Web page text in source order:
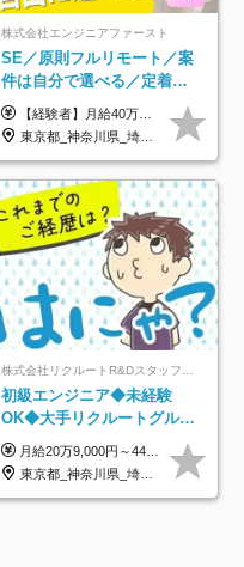
株式会社エンジニアファースト
SE／原則フルリモート／案
件は自分で選べる／定着率
93%／20～30代活躍中！
【経験者】月給40万円～120万円(固定残業代含む)+各種手当 ★前職給与の総収入額を100％保証｜還元率84％〜100％ ★20代の平均年収570万円 ※月給には、みなし残業手当(月30時間／5万8000円以上)を含みます 超過分は別途追加支給 ※固定残業代は、時間外労働の有無に関わらず30時間分を、月5万8000円~15万7000円支給 ※上記を超える時間外労働分は追加で支給 【未経験者】月給21万円以上＋各種手当 固定残業なし(残業代発生分全額支給) ※6ヶ月の試用期間あり（※条件に変動なし） ▼単価連動性×還元率は84％～100％で収入の大幅UPが可能！ ・案件単価が月50万円の場合：年収417万円 ・案件単価が月70万円の場合：年収584万円 ・案件単価が月100万円の場合：年収834万円 ＜モデル年収＞ ▼400万円～500万円(入社初年度) ▼542万円～626万円(入社2年) ▼667万円～700万円(入社3年） ▼709万円～801万円(入社5年）
東京都_神奈川県_埼玉県_千葉県_大阪府_愛知県_北海道_青森県_岩手県_宮城県_秋田県_山形県_福島県_茨城県_栃木県_群馬県_新潟県_山梨県_長野県_富山県_石川県_福井県_静岡県_岐阜県_三重県_兵庫県_京都府_滋賀県_奈良県_和歌山県_広島県_岡山県_鳥取県_島根県_山口県_徳島県_香川県_愛媛県_高知県_福岡県_熊本県_佐賀県_長崎県_大分県_宮崎県_鹿児島県_沖縄県
初級エンジニア◆未経験
OK◆大手リクルートグルー
プ正社員◆独自の教育体制
◆住宅手当制度あり/s
月給20万9,000円～44万円 ※試用期間6カ月あり（期間中の待遇に変更なし） ※経験・能力・前給を考慮の上、決定いたします ※時間外手当100％支給 ※派遣就業先が変更となる場合には、就業規則、労使協定等に基づき賃金が変更となる可能性があります
東京都_神奈川県_埼玉県_千葉県_大阪府_愛知県_青森県_岩手県_宮城県_秋田県_山形県_福島県_茨城県_栃木県_群馬県_山梨県_長野県_福井県_静岡県_岐阜県_三重県_兵庫県_京都府_滋賀県_奈良県_広島県_岡山県_山口県_香川県_福岡県_熊本県_佐賀県_長崎県_大分県_宮崎県_鹿児島県